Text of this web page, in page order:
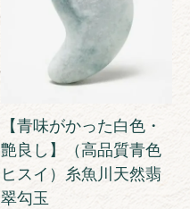
【青味がかった白色・
艶良し】（高品質青色
ヒスイ）糸魚川天然翡
翠勾玉